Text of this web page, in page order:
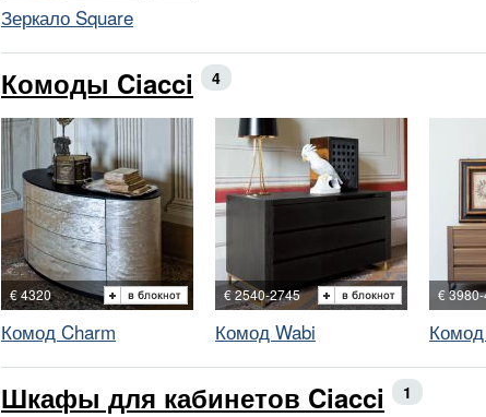
Зеркало Square
Комоды Ciacci 4
€ 4320
Комод Charm
€ 2540-2745
Комод Wabi
€
Шкафы для кабинетов Ciacci 1